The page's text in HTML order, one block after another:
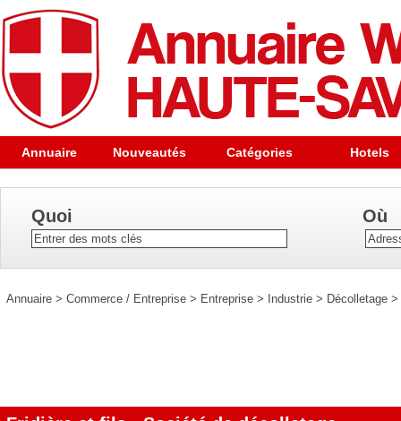
Annuaire Nouveautés Catégories Hotels
Quoi Où
Annuaire > Commerce / Entreprise > Entreprise > Industrie > Décolletage >